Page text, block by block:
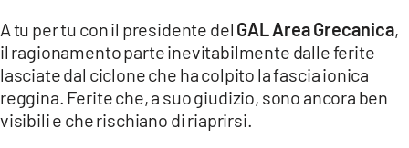
A tu per tu con il presidente del GAL Area Grecanica,
il ragionamento parte inevitabilmente dalle ferite
lasciate dal ciclone che ha colpito la fascia ionica
reggina. Ferite che, a suo giudizio, sono ancora ben
visibili e che rischiano di riaprirsi.